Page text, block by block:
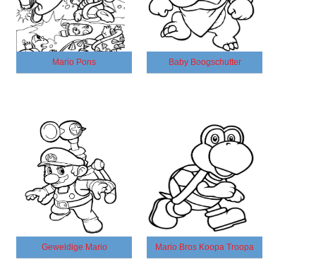
Mario Pons Baby Boogschutter
Geweldige Mario Mario Bros Koopa Troopa